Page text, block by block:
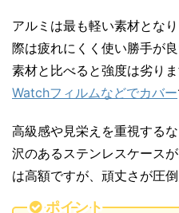
アルミは最も軽い素材とな
際は疲れにくく使い勝手が
素材と比べると強度は劣り
Watchフィルムなどでカバー
高級感や見栄えを重視する
沢のあるステンレスケース
は高額ですが、頑丈さが圧倒
ポイント